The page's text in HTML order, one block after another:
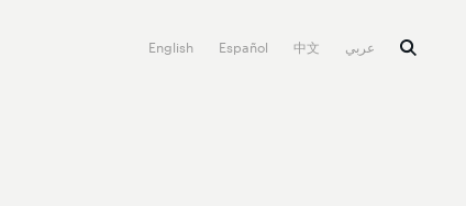
English Español 中文